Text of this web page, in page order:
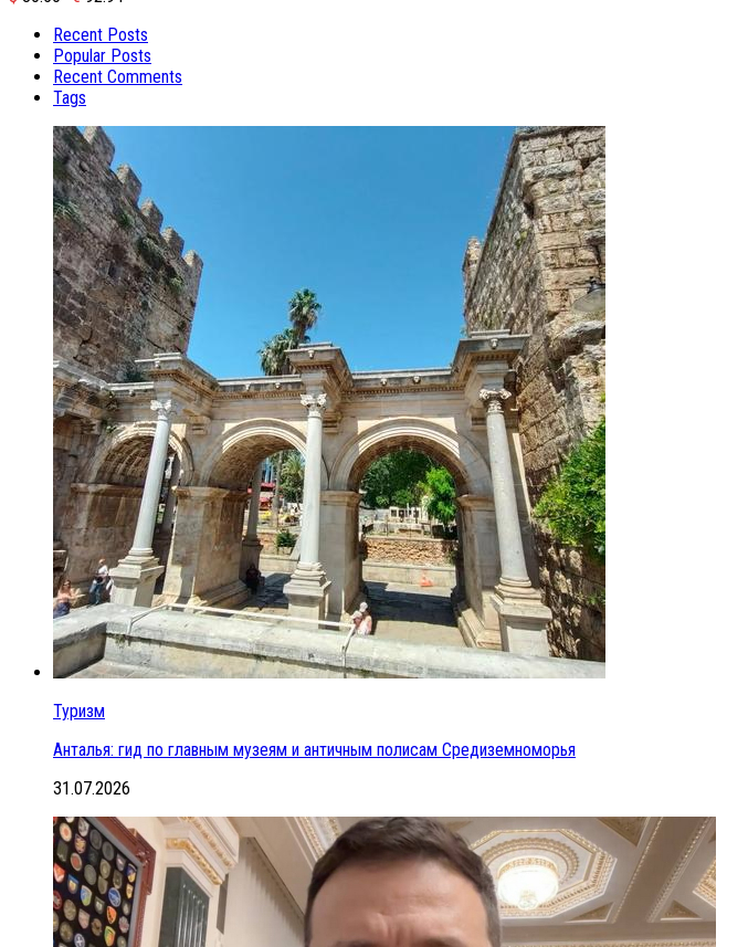
Recent Posts
Popular Posts
Recent Comments
Tags
Туризм
Анталья: гид по главным музеям и античным полисам Средиземноморья
31.07.2026